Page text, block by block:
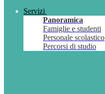
Servizi
Panoramica
Famiglie e studenti
Personale scolastico
Percorsi di studio